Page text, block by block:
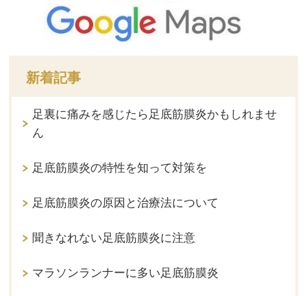
新着記事
足裏に痛みを感じたら足底筋膜炎かもしれませ
ん
足底筋膜炎の特性を知って対策を
足底筋膜炎の原因と治療法について
聞きなれない足底筋膜炎に注意
マラソンランナーに多い足底筋膜炎